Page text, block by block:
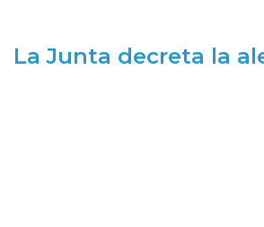
La Junta decreta la